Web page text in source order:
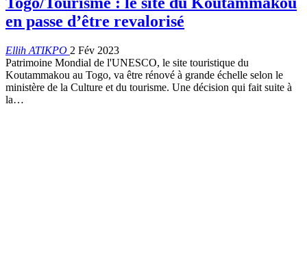
en passe d’être revalorisé
Ellih ATIKPO 2 Fév 2023
Patrimoine Mondial de l'UNESCO, le site touristique du
Koutammakou au Togo, va être rénové à grande échelle selon le
ministère de la Culture et du tourisme. Une décision qui fait suite à
la…